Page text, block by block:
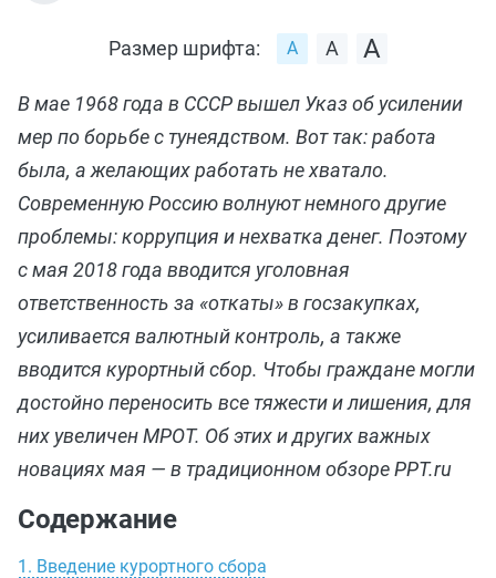
Размер шрифта:
В мае 1968 года в СССР вышел Указ об усилении
мер по борьбе с тунеядством. Вот так: работа
была, а желающих работать не хватало.
Современную Россию волнуют немного другие
проблемы: коррупция и нехватка денег. Поэтому
с мая 2018 года вводится уголовная
ответственность за «откаты» в госзакупках,
усиливается валютный контроль, а также
вводится курортный сбор. Чтобы граждане могли
достойно переносить все тяжести и лишения, для
них увеличен МРОТ. Об этих и других важных
новациях мая — в традиционном обзоре PPT.ru
Содержание
1. Введение курортного сбора